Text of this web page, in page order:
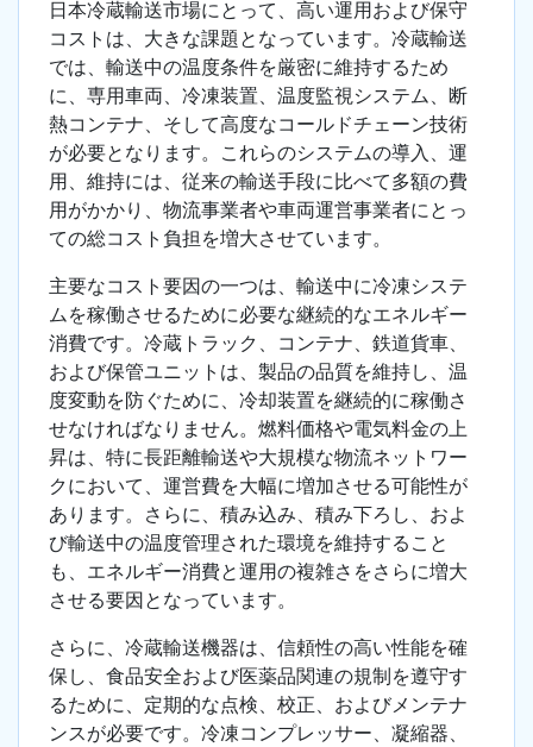
日本冷蔵輸送市場にとって、高い運用および保守
コストは、大きな課題となっています。冷蔵輸送
では、輸送中の温度条件を厳密に維持するため
に、専用車両、冷凍装置、温度監視システム、断
熱コンテナ、そして高度なコールドチェーン技術
が必要となります。これらのシステムの導入、運
用、維持には、従来の輸送手段に比べて多額の費
用がかかり、物流事業者や車両運営事業者にとっ
ての総コスト負担を増大させています。
主要なコスト要因の一つは、輸送中に冷凍システ
ムを稼働させるために必要な継続的なエネルギー
消費です。冷蔵トラック、コンテナ、鉄道貨車、
および保管ユニットは、製品の品質を維持し、温
度変動を防ぐために、冷却装置を継続的に稼働さ
せなければなりません。燃料価格や電気料金の上
昇は、特に長距離輸送や大規模な物流ネットワー
クにおいて、運営費を大幅に増加させる可能性が
あります。さらに、積み込み、積み下ろし、およ
び輸送中の温度管理された環境を維持すること
も、エネルギー消費と運用の複雑さをさらに増大
させる要因となっています。
さらに、冷蔵輸送機器は、信頼性の高い性能を確
保し、食品安全および医薬品関連の規制を遵守す
るために、定期的な点検、校正、およびメンテナ
ンスが必要です。冷凍コンプレッサー、凝縮器、